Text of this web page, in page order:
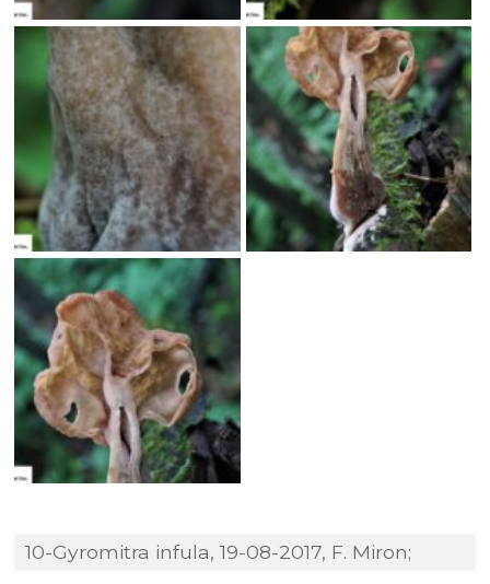
10-Gyromitra infula, 19-08-2017, F. Miron;